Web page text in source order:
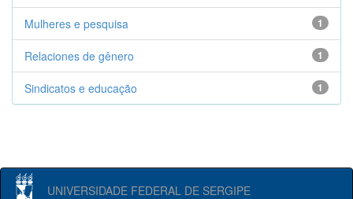
1
Mulheres e pesquisa
1
Relaciones de gênero
1
Sindicatos e educação
UNIVERSIDADE FEDERAL DE SERGIPE